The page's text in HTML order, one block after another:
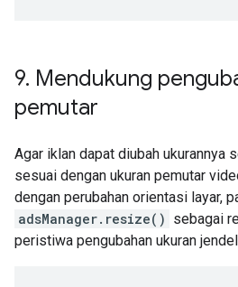
9. Mendukung
pemutar
Agar iklan dapat diubah ukurannya
sesuai dengan ukuran pemutar
dengan perubahan orientasi layar,
adsManager.resize() sebagai
peristiwa pengubahan ukuran